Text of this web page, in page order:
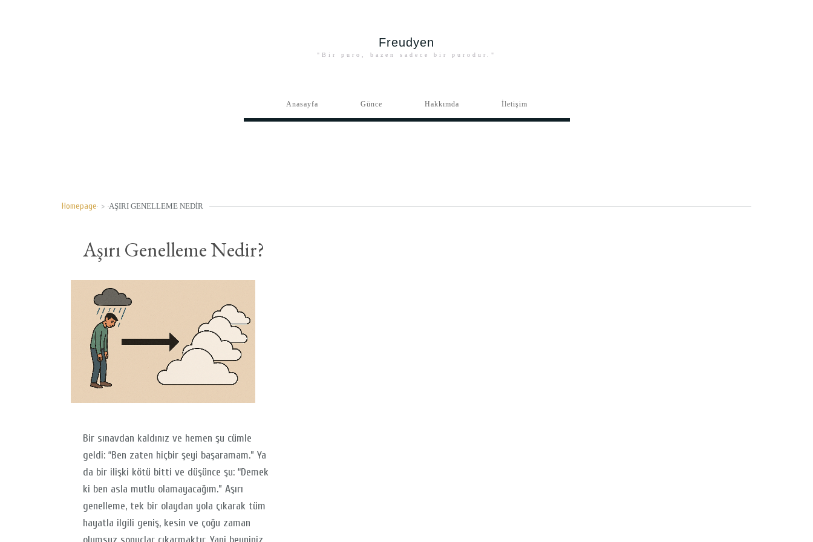
Freudyen
"Bir puro, bazen sadece bir purodur."
Anasayfa Günce Hakkımda İletişim
Homepage > AŞIRI GENELLEME NEDIR
Aşırı Genelleme Nedir?
Bir sınavdan kaldınız ve hemen şu cümle
geldi: “Ben zaten hiçbir şeyi başaramam.” Ya
da bir ilişki kötü bitti ve düşünce şu: “Demek
ki ben asla mutlu olamayacağım.” Aşırı
genelleme, tek bir olaydan yola çıkarak tüm
hayatla ilgili geniş, kesin ve çoğu zaman